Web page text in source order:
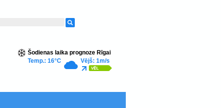
Šodienas laika prognoze Rīgai
Temp.: 16°C
Vējš: 1m/s